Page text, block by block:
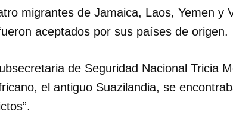
migrantes de Jamaica, Laos, Yemen y
aceptados por sus países de origen.
de Seguridad Nacional Tricia
el antiguo Suazilandia, se